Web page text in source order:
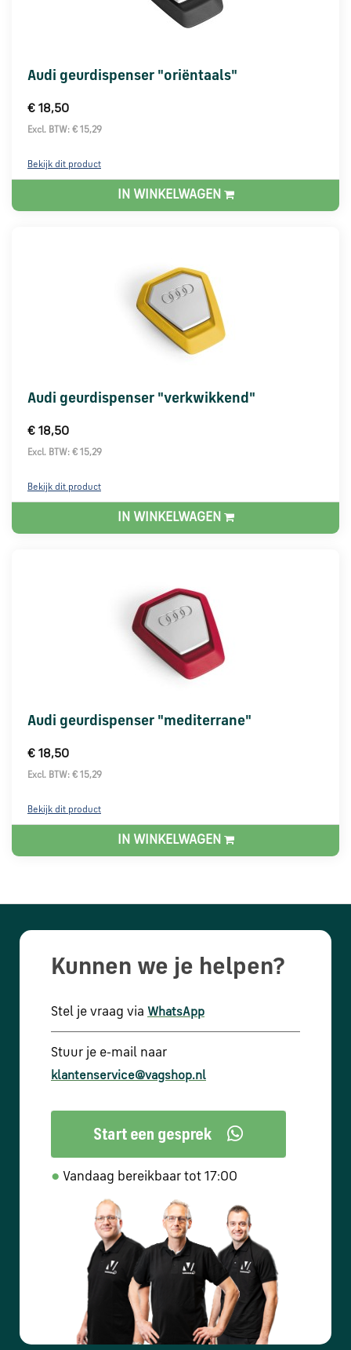
Audi geurdispenser "oriëntaals"
€ 18,50
Excl. BTW: € 15,29
Bekijk dit product
IN WINKELWAGEN
Audi geurdispenser "verkwikkend"
€ 18,50
Excl. BTW: € 15,29
Bekijk dit product
IN WINKELWAGEN
Audi geurdispenser "mediterrane"
€ 18,50
Excl. BTW: € 15,29
Bekijk dit product
IN WINKELWAGEN
Kunnen we je helpen?
Stel je vraag via WhatsApp
Stuur je e-mail naar
klantenservice@vagshop.nl
● Vandaag bereikbaar tot 17:00